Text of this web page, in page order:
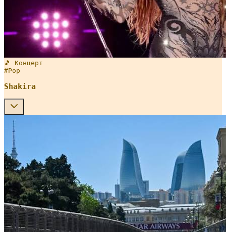
🎵 Концерт
#Pop
Shakira